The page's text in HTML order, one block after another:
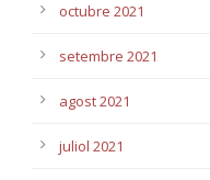
octubre 2021
setembre 2021
agost 2021
juliol 2021